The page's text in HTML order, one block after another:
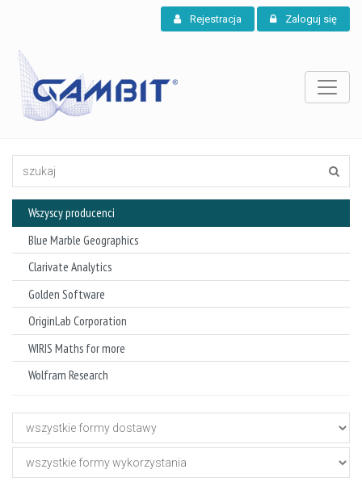
Rejestracja Zaloguj się
Wszyscy producenci
Blue Marble Geographics
Clarivate Analytics
Golden Software
OriginLab Corporation
WIRIS Maths for more
Wolfram Research